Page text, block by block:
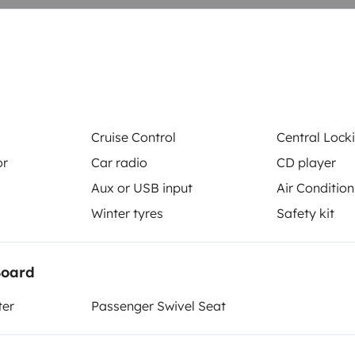
Cruise Control
Central
Car radio
CD player
Aux or USB input
Air
Winter tyres Safety kit
Passenger Swivel Seat
sehr große Dachbox und
Tempomat und ein
sind Sommerreifen und im
in der Lage auf anderen